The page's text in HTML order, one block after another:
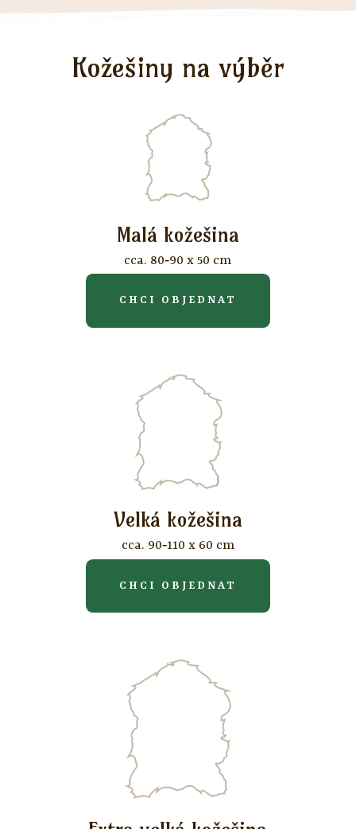
Kožešiny na výběr
Malá kožešina
cca. 80‐90 x 50 cm
CHCI OBJEDNAT
Velká kožešina
cca. 90‐110 x 60 cm
CHCI OBJEDNAT